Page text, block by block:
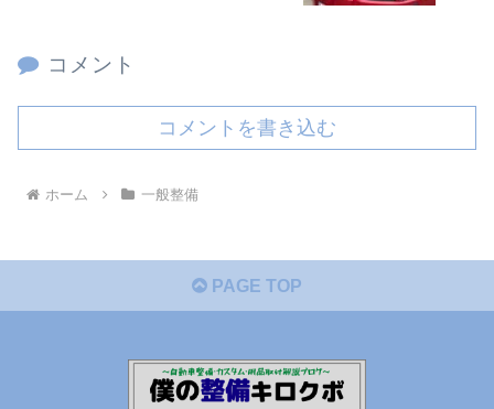
コメント
コメントを書き込む
ホーム 一般整備
PAGE TOP